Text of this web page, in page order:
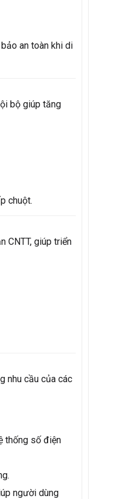
an toàn khi di
bộ giúp tăng
chuột.
CNTT, giúp triển
nhu cầu của các
thống số điện
người dùng